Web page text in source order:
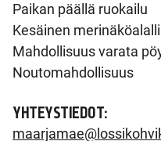
Paikan päällä ruokailu
Kesäinen
Mahdollisuus varata
Noutomahdollisuus
YHTEYSTIEDOT: